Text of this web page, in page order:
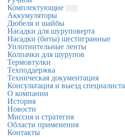
Комплектующие
Аккумуляторы
Дюбеля и шайбы
Насадки для шуруповерта
Насадки (биты) шестигранные
Уплотнительные ленты
Колпачки для шурупов
Термовтулки
Техподдержка
Техническая документация
Консультация и выезд специалиста
О компании
История
Новости
Миссия и стратегия
Области применения
Контакты